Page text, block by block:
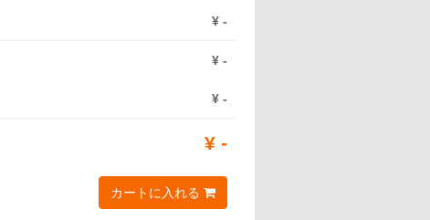
¥ -
¥ -
¥ -
¥ -
カートに入れる